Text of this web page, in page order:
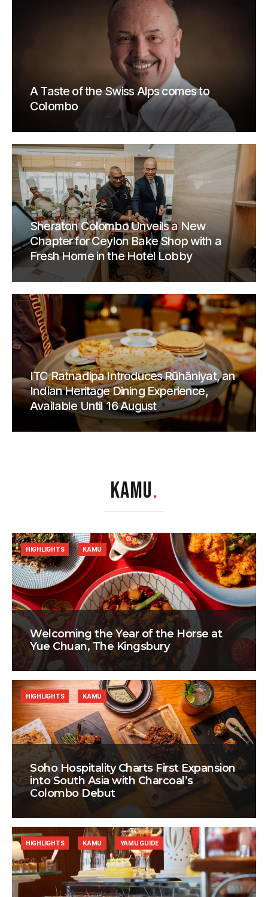
A Taste of the Swiss Alps comes to
Colombo
Sheraton Colombo Unveils a New
Chapter for Ceylon Bake Shop with a
Fresh Home in the Hotel Lobby
ITC Ratnadipa Introduces Rūhāniyat, an
Indian Heritage Dining Experience,
Available Until 16 August
KAMU.
Welcoming the Year of the Horse at
Yue Chuan, The Kingsbury
HIGHLIGHTS KAMU
Soho Hospitality Charts First Expansion
into South Asia with Charcoal’s
Colombo Debut
HIGHLIGHTS KAMU
HIGHLIGHTS KAMU YAMU GUIDE